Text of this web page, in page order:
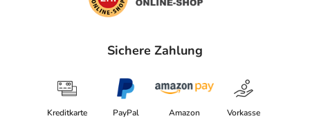
Sichere Zahlung
Kreditkarte PayPal Amazon Vorkasse